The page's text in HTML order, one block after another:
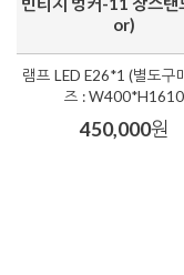
or)
램프 LED E26*1 (별도구
즈 : W400*H1610
450,000원